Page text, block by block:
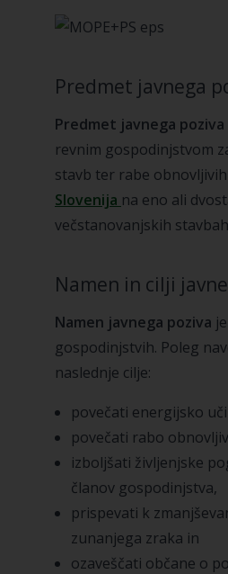
Predmet javnega
Predmet javnega poziva
revnim gospodinjstvom
stavb ter rabe
Slovenija na eno ali
večstanovanjskih
Namen in cilji
Namen javnega poziva
gospodinjstvih. Poleg
naslednje cilje:
povečati energijsko
povečati rabo
izboljšati življenjske
članov gospodinjstva,
prispevati k
zunanjega zraka in
ozaveščati občane o